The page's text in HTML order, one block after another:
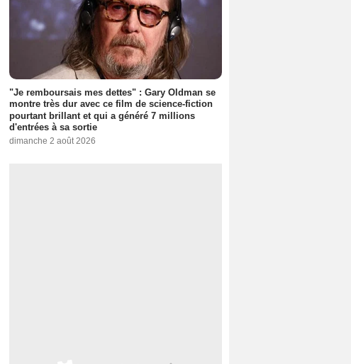
"Je remboursais mes dettes" : Gary Oldman se
montre très dur avec ce film de science-fiction
pourtant brillant et qui a généré 7 millions
d'entrées à sa sortie
dimanche 2 août 2026